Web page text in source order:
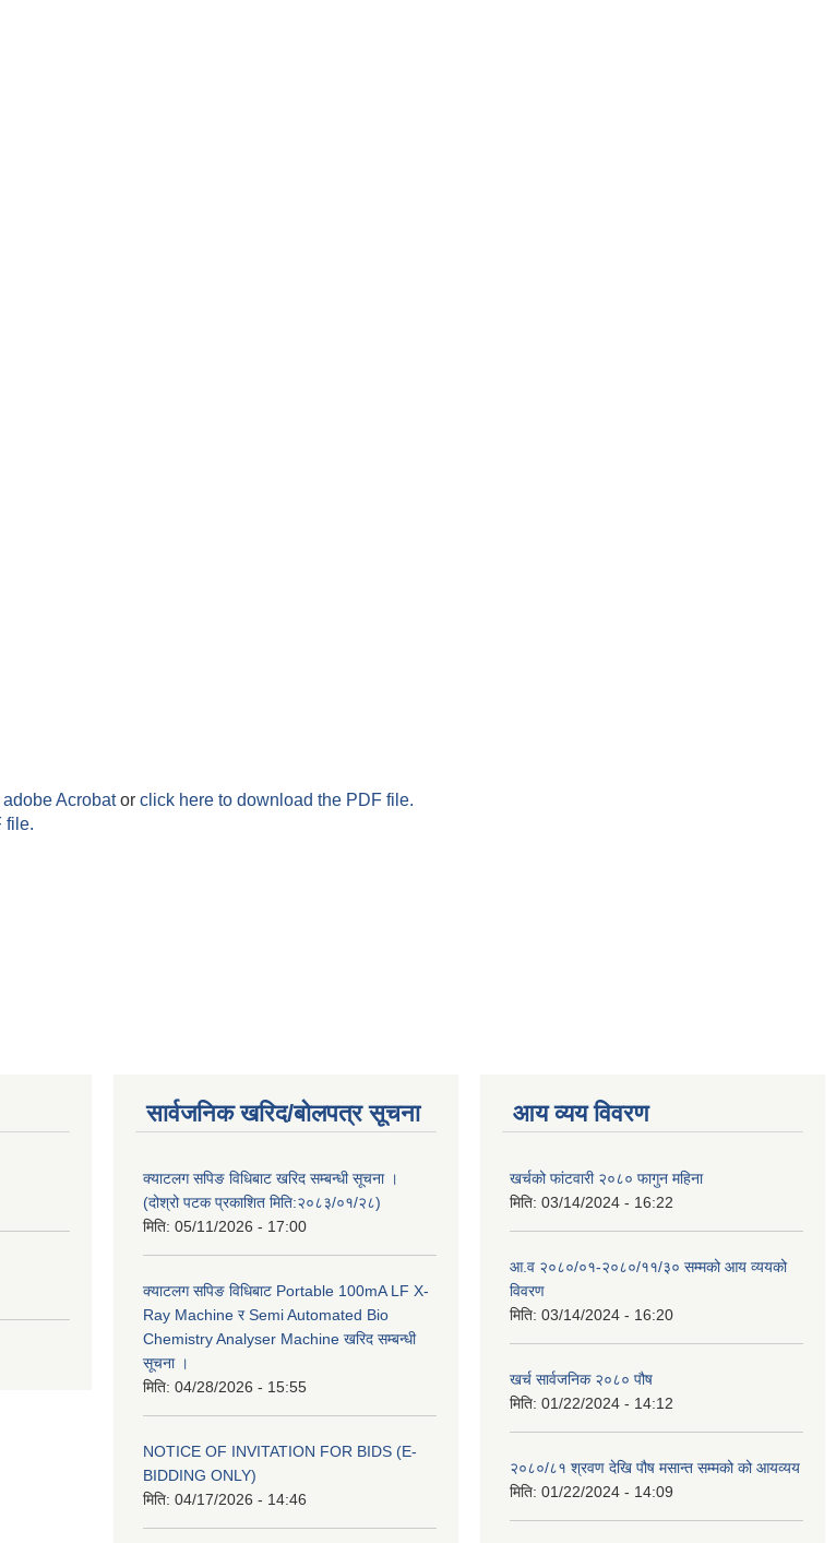
Acrobator click here to download the PDF file.
file.
सार्वजनिक खरिद/बोलपत्र सूचना
क्याटलग सपिङ विधिबाट खरिद सम्बन्धी सूचना ।
(दोश्रो पटक प्रकाशित मिति:२०८३/०१/२८)
मिति: 05/11/2026 - 17:00
क्याटलग सपिङ विधिबाट Portable 100mA LF X-
Ray Machine र Semi Automated Bio
Chemistry Analyser Machine खरिद सम्बन्धी
सूचना ।
मिति: 04/28/2026 - 15:55
NOTICE OF INVITATION FOR BIDS (E-
BIDDING ONLY)
मिति: 04/17/2026 - 14:46
आय व्यय विवरण
खर्चको फांटवारी २०८० फागुन महिना
मिति: 03/14/2024 - 16:22
आ.व २०८०/०१-२०८०/११/३० सम्मको आय व्ययको
विवरण
मिति: 03/14/2024 - 16:20
खर्च सार्वजनिक २०८० पौष
मिति: 01/22/2024 - 14:12
२०८०/८१ श्रवण देखि पौष मसान्त सम्मको को आयव्यय
मिति: 01/22/2024 - 14:09